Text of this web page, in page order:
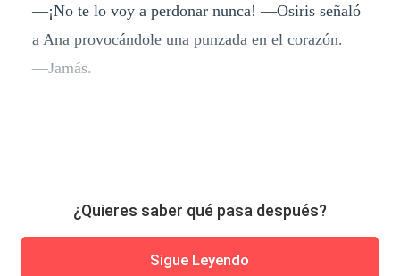
―¡No te lo voy a perdonar nunca! ―Osiris señaló
a Ana provocándole una punzada en el corazón.
―Jamás.
¿Quieres saber qué pasa después?
Sigue Leyendo